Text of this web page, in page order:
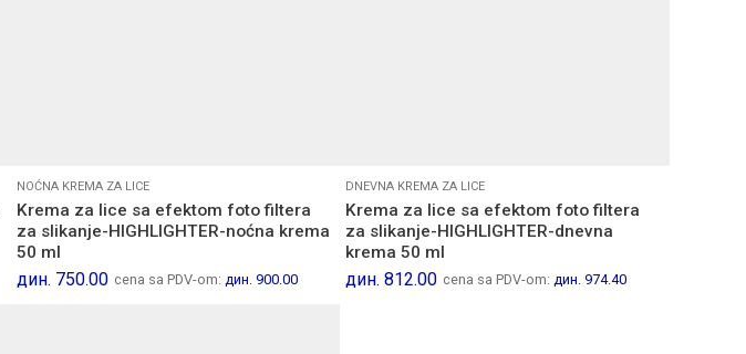
NOĆNA KREMA ZA LICE
Krema za lice sa efektom foto filtera
za slikanje-HIGHLIGHTER-noćna krema
50 ml
дин. 750.00 cena sa PDV-om: дин.900.00
DNEVNA KREMA ZA LICE
Krema za lice sa efektom foto filtera
za slikanje-HIGHLIGHTER-dnevna
krema 50 ml
дин. 812.00 cena sa PDV-om:дин. 974.40